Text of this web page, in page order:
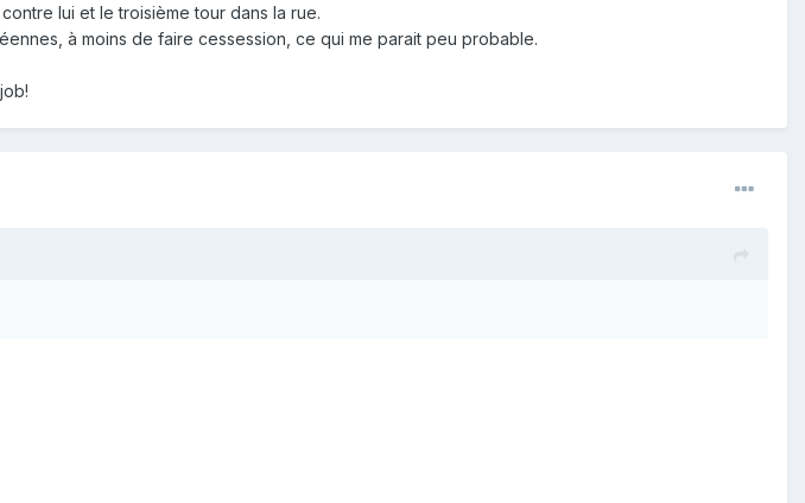
lui et le troisième tour dans la rue.
à moins de faire cessession, ce qui me parait peu probable.